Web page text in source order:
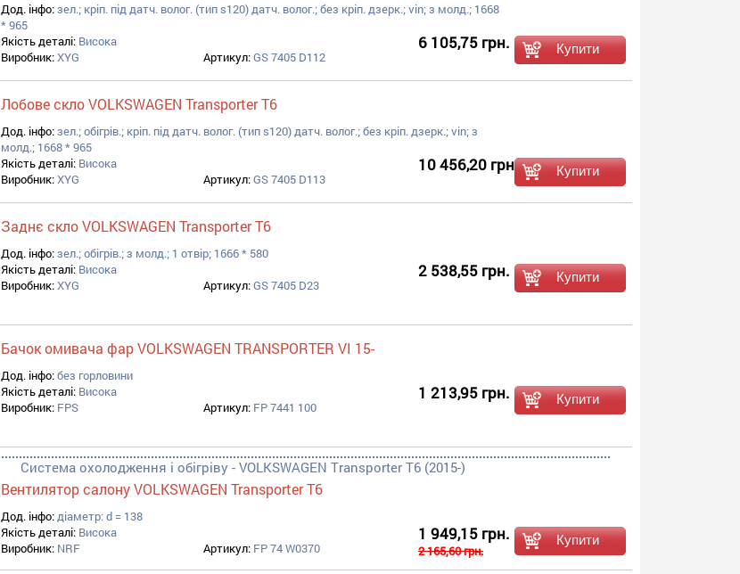
Дод. інфо:зел.; кріп. під датч. волог. (тип s120) датч. волог.; без кріп. дзерк.; vin; з молд.; 1668
* 965
Якість деталі: Висока
Виробник:XYG Артикул:GS 7405 D112
6 105,75 грн.
Лобове скло VOLKSWAGEN Transporter T6
Дод. інфо:зел.; обігрів.; кріп. під датч. волог. (тип s120) датч. волог.; без кріп. дзерк.; vin; з
молд.; 1668 * 965
Якість деталі: Висока
Виробник:XYG Артикул:GS 7405 D113
10 456,20 грн.
Заднє скло VOLKSWAGEN Transporter T6
Дод. інфо:зел.; обігрів.; з молд.; 1 отвір; 1666 * 580
Якість деталі: Висока
Виробник:XYG Артикул:GS 7405 D23
2 538,55 грн.
Бачок омивача фар VOLKSWAGEN TRANSPORTER VI 15-
Дод. інфо:без горловини
Якість деталі: Висока
Виробник: FPS Артикул: FP 7441 100
1 213,95 грн.
Система охолодження і обігріву - VOLKSWAGEN Transporter T6 (2015-)
Вентилятор салону VOLKSWAGEN Transporter T6
Дод. інфо:діаметр: d = 138
Якість деталі: Висока
Виробник: NRF Артикул: FP 74 W0370
1 949,15 грн.
2 165,60 грн.